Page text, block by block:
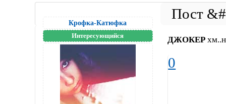
Крофка-Катюфка
Интересующийся ДЖОКЕР
0